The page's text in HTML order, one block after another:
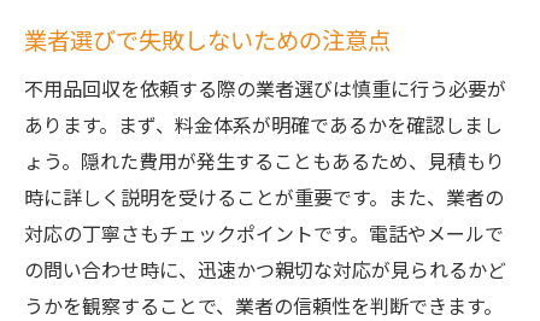
茨城県で見逃せない不用品回収サービスを利用
したコスト削減術
不用品回収サービスでのコスト削減の秘訣
茨城県の不用品回収での節約術
安くても安心な不用品回収業者の見極め方
コストを削減するためのタイミングと交渉
術
業者選びで失敗しないための注意点
不用品回収を依頼する際の業者選びは慎重に行う必要が
あります。まず、料金体系が明確であるかを確認しまし
ょう。隠れた費用が発生することもあるため、見積もり
時に詳しく説明を受けることが重要です。また、業者の
対応の丁寧さもチェックポイントです。電話やメールで
の問い合わせ時に、迅速かつ親切な対応が見られるかど
うかを観察することで、業者の信頼性を判断できます。